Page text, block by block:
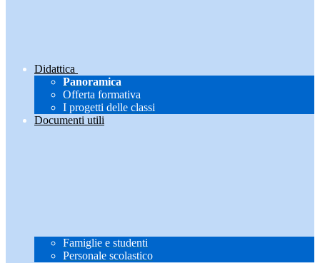
Didattica
Panoramica
Offerta formativa
I progetti delle classi
Documenti utili
Famiglie e studenti
Personale scolastico